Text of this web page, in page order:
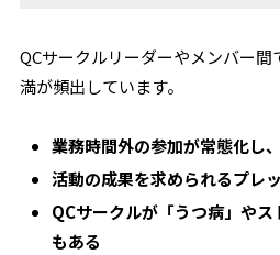
QCサークルリーダーやメンバー
満が頻出しています。
業務時間外の参加が常態化し
活動の成果を求められるプレ
QCサークルが「うつ病」や
もある